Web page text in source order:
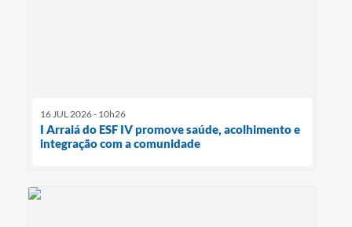
16 JUL 2026 - 10h26
I Arraiá do ESF IV promove saúde, acolhimento e
integração com a comunidade